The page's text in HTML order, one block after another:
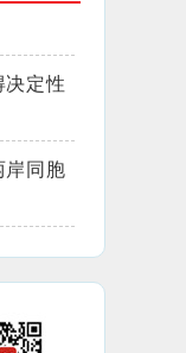
决定性
岸同胞